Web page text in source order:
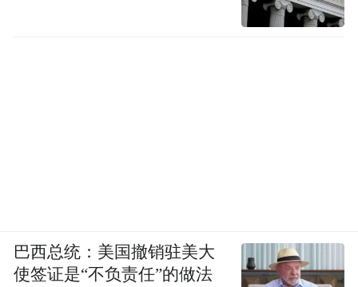
巴西总统：美国撤销驻美大
使签证是“不负责任”的做法